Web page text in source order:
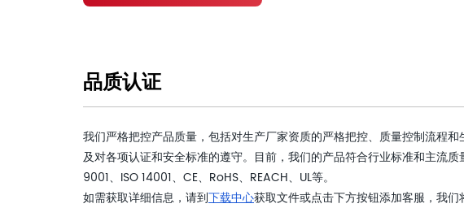
品质认证
我们严格把控产品质量，包括对生产厂家资质的严格把控、质量控制流程
及对各项认证和安全标准的遵守。目前，我们的产品符合行业标准和主流质
9001、ISO 14001、CE、RoHS、REACH、UL等。
如需获取详细信息，请到下载中心获取文件或点击下方按钮添加客服，我们